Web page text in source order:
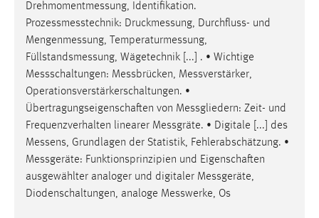
Drehmomentmessung, Identifikation.
Prozessmesstechnik: Druckmessung, Durchfluss- und
Mengenmessung, Temperaturmessung,
Füllstandsmessung, Wägetechnik [...] . • Wichtige
Messschaltungen: Messbrücken, Messverstärker,
Operationsverstärkerschaltungen. •
Übertragungseigenschaften von Messgliedern: Zeit- und
Frequenzverhalten linearer Messgräte. • Digitale [...] des
Messens, Grundlagen der Statistik, Fehlerabschätzung. •
Messgeräte: Funktionsprinzipien und Eigenschaften
ausgewählter analoger und digitaler Messgeräte,
Diodenschaltungen, analoge Messwerke, Os